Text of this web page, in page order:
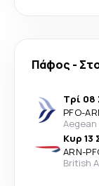
Πάφος -
Τρί 08
PFO-
Aegean
Κυρ 13
ARN-
British